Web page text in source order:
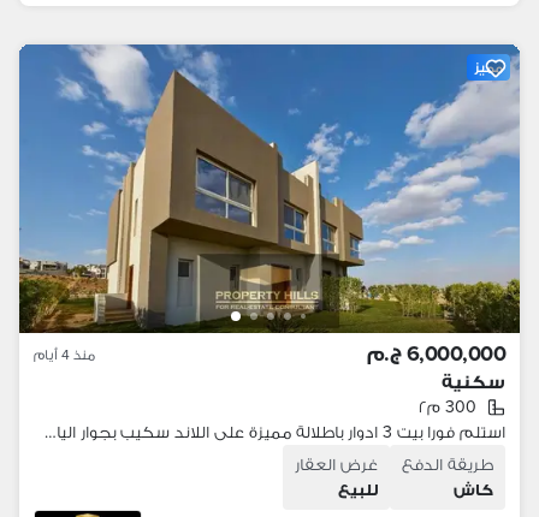
مميز
6,000,000 ج.م منذ 4 أيام
سكنية
300 م٢
استلم فورا بيت 3 ادوار باطلالة مميزة على اللاند سكيب بجوار الياسمين و بالقرب النادى الاهلى
طريقة الدفع
كاش
غرض العقار
للبيع